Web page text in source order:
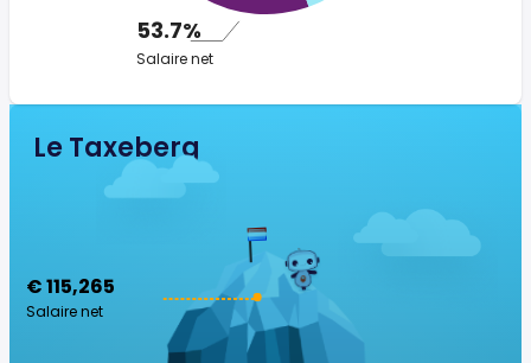
53.7%
Salaire net
Le Taxeberg
€ 115,265
Salaire net